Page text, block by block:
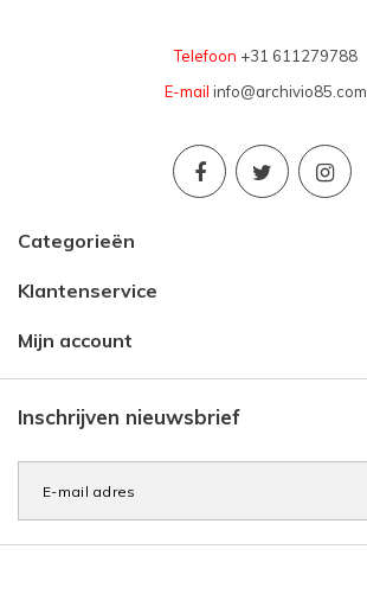
Telefoon +31 611279788
E-mail info@archivio85.com
Categorieën
Klantenservice
Mijn account
Inschrijven nieuwsbrief